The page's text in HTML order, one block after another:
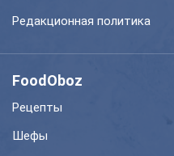
Редакционная политика
FoodOboz
Рецепты
Шефы